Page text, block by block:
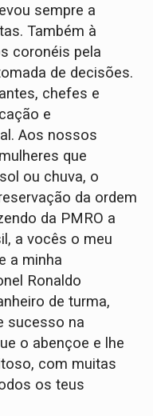
sempre a
Também à
coronéis pela
de decisões.
chefes e
e
Aos nossos
que
ou chuva, o
da ordem
da PMRO a
a vocês o meu
a minha
Ronaldo
de turma,
sucesso na
o abençoe e lhe
com muitas
os teus